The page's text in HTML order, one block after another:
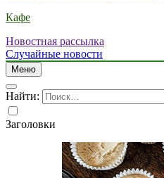
Кафе
Новостная рассылка
Случайные новости
Меню
Найти:
Заголовки